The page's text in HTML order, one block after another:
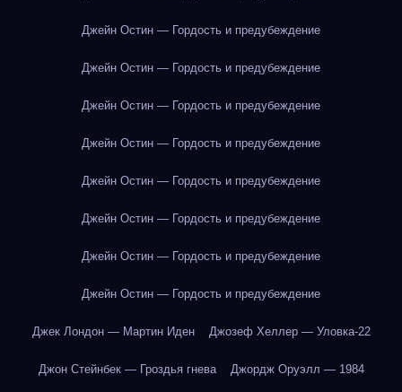
Джейн Остин — Гордость и предубеждение
Джейн Остин — Гордость и предубеждение
Джейн Остин — Гордость и предубеждение
Джейн Остин — Гордость и предубеждение
Джейн Остин — Гордость и предубеждение
Джейн Остин — Гордость и предубеждение
Джейн Остин — Гордость и предубеждение
Джейн Остин — Гордость и предубеждение
Джек Лондон — Мартин Иден Джозеф Хеллер — Уловка-22
Джон Стейнбек — Гроздья гнева Джордж Оруэлл — 1984